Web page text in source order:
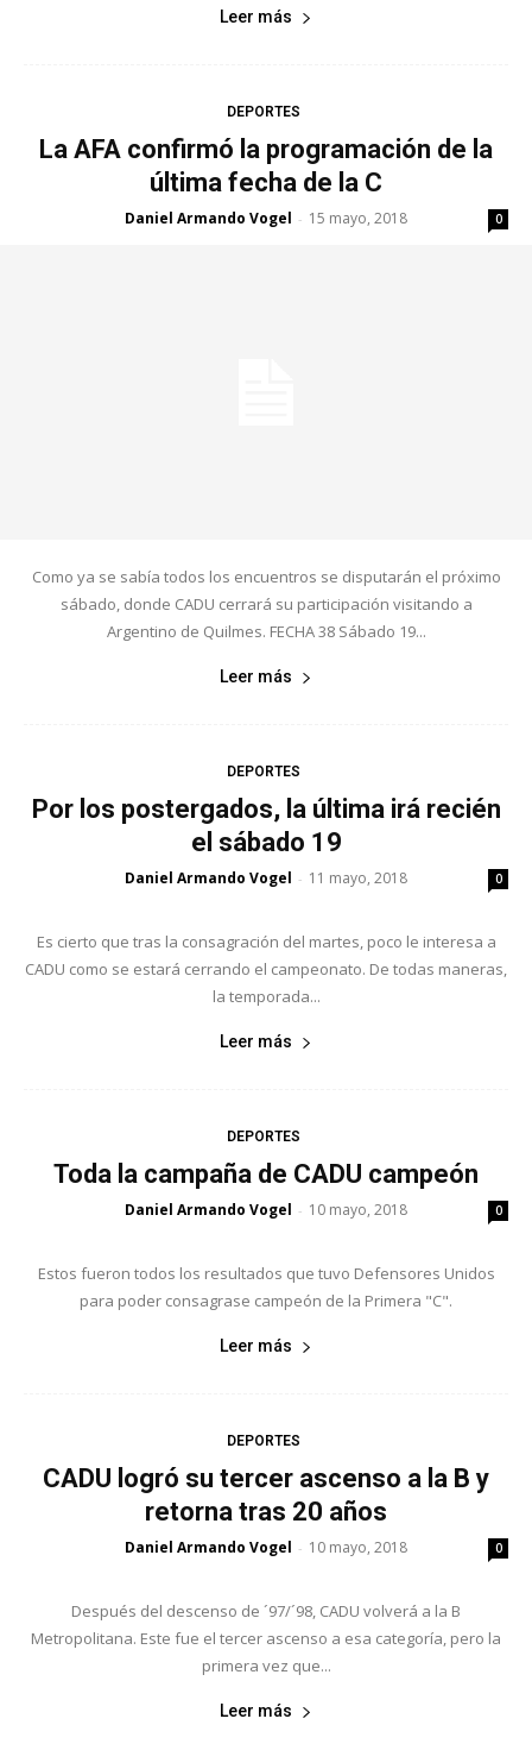
Leer más
DEPORTES
La AFA confirmó la programación de la
última fecha de la C
Daniel Armando Vogel - 15 mayo, 2018 0
Como ya se sabía todos los encuentros se disputarán el próximo
sábado, donde CADU cerrará su participación visitando a
Argentino de Quilmes. FECHA 38 Sábado 19...
Leer más
DEPORTES
Por los postergados, la última irá recién
el sábado 19
Daniel Armando Vogel - 11 mayo, 2018 0
Es cierto que tras la consagración del martes, poco le interesa a
CADU como se estará cerrando el campeonato. De todas maneras,
la temporada...
Leer más
DEPORTES
Toda la campaña de CADU campeón
Daniel Armando Vogel - 10 mayo, 2018 0
Estos fueron todos los resultados que tuvo Defensores Unidos
para poder consagrase campeón de la Primera "C".
Leer más
DEPORTES
CADU logró su tercer ascenso a la B y
retorna tras 20 años
Daniel Armando Vogel - 10 mayo, 2018 0
Después del descenso de ´97/´98, CADU volverá a la B
Metropolitana. Este fue el tercer ascenso a esa categoría, pero la
primera vez que...
Leer más